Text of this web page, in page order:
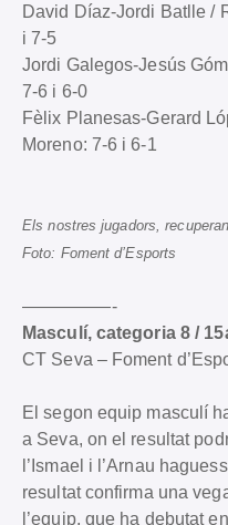
David Díaz-Jordi Batlle /
i 7-5
Jordi Galegos-Jesús
7-6 i 6-0
Fèlix Planesas-Gerard
Moreno: 7-6 i 6-1
Els nostres jugadors,
Foto: Foment d’Esports
—————-
Masculí, categoria 8 /
CT Seva – Foment
El segon equip masculí
a Seva, on el resultat
l’Ismael i l’Arnau
resultat confirma una
l’equip, que ha debutat